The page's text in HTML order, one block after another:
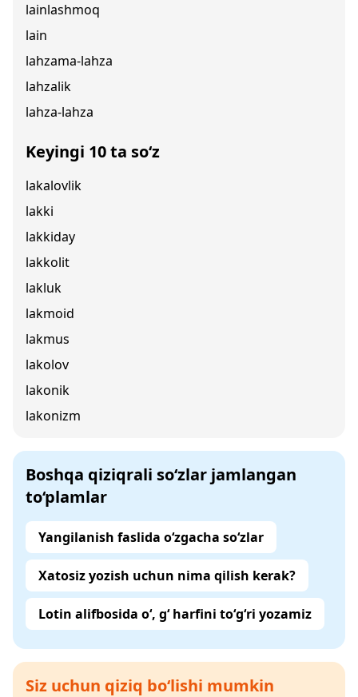
lainlashmoq
lain
lahzama-lahza
lahzalik
lahza-lahza
Keyingi 10 ta so‘z
lakalovlik
lakki
lakkiday
lakkolit
lakluk
lakmoid
lakmus
lakolov
lakonik
lakonizm
Boshqa qiziqrali so‘zlar jamlangan
to‘plamlar
Yangilanish faslida o‘zgacha so‘zlar
Xatosiz yozish uchun nima qilish kerak?
Lotin alifbosida o‘, g‘ harfini to‘g‘ri yozamiz
Siz uchun qiziq bo‘lishi mumkin